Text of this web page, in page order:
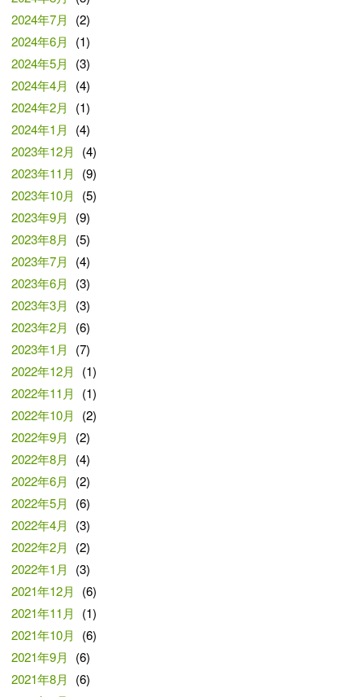
2024年7月
(2)
2024年6月
(1)
2024年5月
(3)
2024年4月
(4)
2024年2月
(1)
2024年1月
(4)
2023年12月
(4)
2023年11月
(9)
2023年10月
(5)
2023年9月
(9)
2023年8月
(5)
2023年7月
(4)
2023年6月
(3)
2023年3月
(3)
2023年2月
(6)
2023年1月
(7)
2022年12月
(1)
2022年11月
(1)
2022年10月
(2)
2022年9月
(2)
2022年8月
(4)
2022年6月
(2)
2022年5月
(6)
2022年4月
(3)
2022年2月
(2)
2022年1月
(3)
2021年12月
(6)
2021年11月
(1)
2021年10月
(6)
2021年9月
(6)
2021年8月
(6)